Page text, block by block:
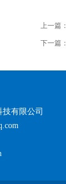
上一篇：
下一篇：
有限公司